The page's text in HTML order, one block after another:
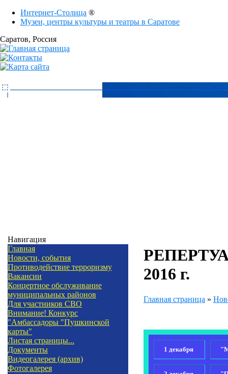
Интернет-Столица ®
Музеи, центры культуры и театры в Саратове
Саратов, Россия
Навигация
Главная
Новости, события
Противодействие терроризму
Вакансии
Концертное обслуживание
муниципальных районов
Для участников СВО
Внимание! Конкурс
"Амбассадоры "Пушкинской
карты"
Листая страницы...
Документы
Видеогалерея (архив)
Фотогалерея
2016 г.
Главная страница »
1 декабря